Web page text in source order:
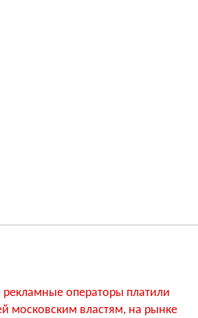
операторы платили
московским властям, на рынке